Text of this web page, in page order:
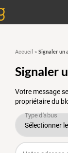
Accueil » Signaler un
Signaler
Votre message
propriétaire du